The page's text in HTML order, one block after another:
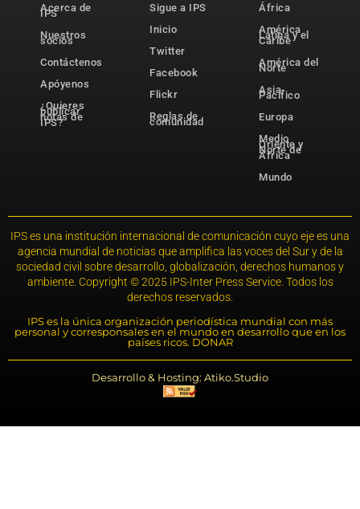
Acerca de
IPS
Nuestros
socios
Contáctenos
Apóyenos
¿Quieres
publicar
notas de
IPS?
Sigue a IPS
Inicio
Twitter
Facebook
Flickr
Reglas de
comunidad
África
América
Latina y el
Caribe
América del
Norte
Asia-
Pacífico
Europa
Medio
Oriente y
Norte de
África
Mundo
IPS es una institución internacional de comunicación cuyo eje es una
agencia mundial de noticias que amplifica las voces del Sur y de la
sociedad civil sobre desarrollo, globalización, derechos humanos y
ambiente. Copyright © 2025 IPS-Inter Press Service. Todos los
derechos reservados.
IPS es la única organización periodística mundial con más
personal y corresponsales en el mundo en desarrollo que en los
países ricos. DONAR
Desarrollo & Hosting: Atiko.Studio